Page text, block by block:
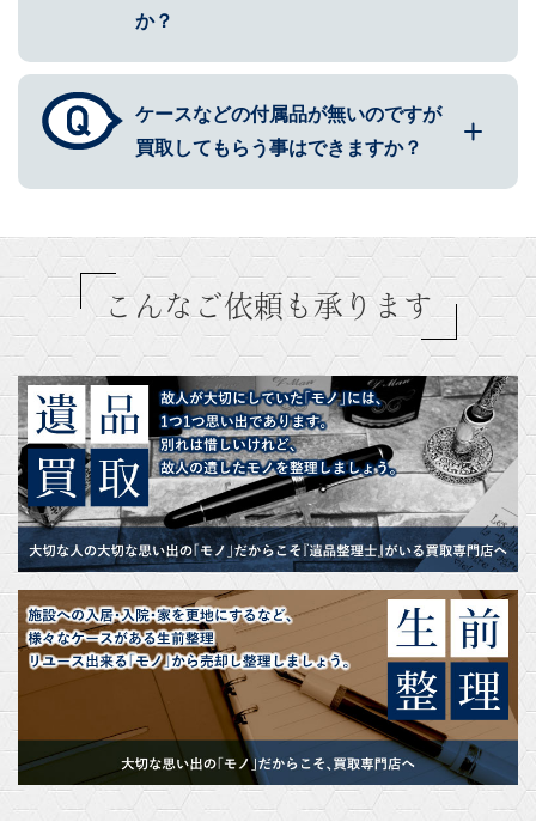
か？
ケースなどの付属品が無いのですが
買取してもらう事はできますか？
こんなご依頼も承ります